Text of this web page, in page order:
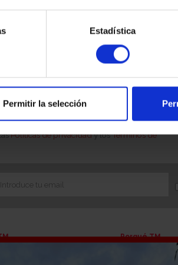
Estadística
Permitir la selección
futuros titulares de la compraventa.
para solicitar acreditación de su
la documentación sobre el origen de
de la Ley 10/2010 de Prevención
Políticas de privacidady losTérminos de
Porqué TM
Líneas de